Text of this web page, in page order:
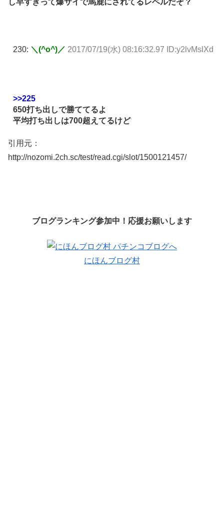
し早すぎって爆サイで馬鹿にされてるレベルだぞ？
230: ＼(^o^)／ 2017/07/19(水) 08:16:32.97 ID:y2lvMslXd
>>225
650打ち出しで勝ててるよ
平均打ち出しは700超えてるけど
引用元：
http://nozomi.2ch.sc/test/read.cgi/slot/1500121457/
ブログランキング参加中！応援お願いします
にほんブログ村